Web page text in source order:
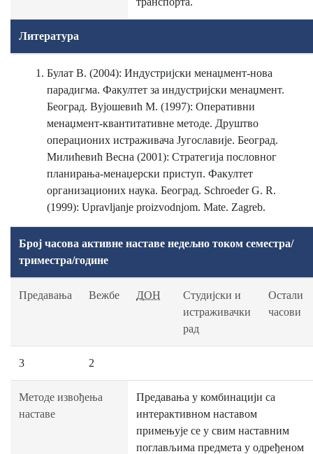
Литература
Булат В. (2004): Индустријски менаџмент-нова
парадигма. Факултет за индустријски менаџмент.
Београд. Вујошевић М. (1997): Оперативни
менаџмент-квантитативне методе. Друштво
операционих истраживача Југославије. Београд.
Милићевић Весна (2001): Стратегија пословног
планирања-менаџерски приступ. Факултет
организационих наука. Београд. Schroeder G. R.
(1999): Upravljanje proizvodnjom. Mate. Zagreb.
Број часова активне наставе недељно током семестра/
триместра/године
Предавања Вежбе ДОН
Студијски и
истраживачки
рад
Остали
часови
3 2
Методе извођења
наставе
Предавања у комбинацији са
интерактивном наставом
примењује се у свим наставним
поглављима предмета у одређеном